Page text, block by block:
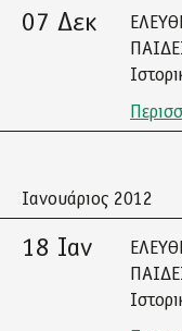
07 Δεκ
Ιανουάριος 2012
18 Ιαν